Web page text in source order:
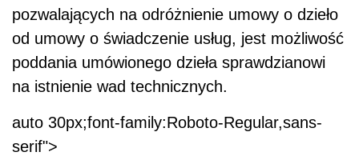
pozwalających na odróżnienie umowy o dzieło
od umowy o świadczenie usług, jest możliwość
poddania umówionego dzieła sprawdzianowi
na istnienie wad technicznych.
auto 30px;font-family:Roboto-Regular,sans-
serif">